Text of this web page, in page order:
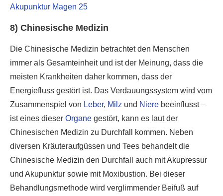
Akupunktur Magen 25
8) Chinesische Medizin
Die Chinesische Medizin betrachtet den Menschen
immer als Gesamteinheit und ist der Meinung, dass die
meisten Krankheiten daher kommen, dass der
Energiefluss gestört ist. Das Verdauungssystem wird vom
Zusammenspiel von Leber, Milz und Niere beeinflusst –
ist eines dieser Organe gestört, kann es laut der
Chinesischen Medizin zu Durchfall kommen. Neben
diversen Kräuteraufgüssen und Tees behandelt die
Chinesische Medizin den Durchfall auch mit Akupressur
und Akupunktur sowie mit Moxibustion. Bei dieser
Behandlungsmethode wird verglimmender Beifuß auf